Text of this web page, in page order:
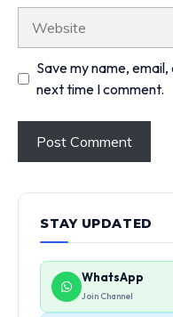
Save my name,
next time I comment.
STAY UPDATED
WhatsApp
Join Channel